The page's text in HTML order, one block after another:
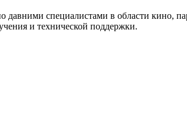
давними специалистами в области
и технической поддержки.